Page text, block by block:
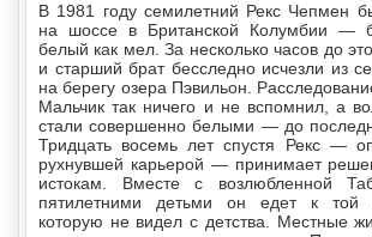
В 1981 году семилетний Рекс Чепмен
на шоссе в Британской Колумбии —
белый как мел. За несколько часов до
и старший брат бесследно исчезли из
на берегу озера Пэвильон.
Мальчик так ничего и не вспомнил, а
стали совершенно белыми — до
Тридцать восемь лет спустя Рекс —
рухнувшей карьерой — принимает
истокам. Вместе с возлюбленной
пятилетними детьми он едет к той
которую не видел с детства. Местные